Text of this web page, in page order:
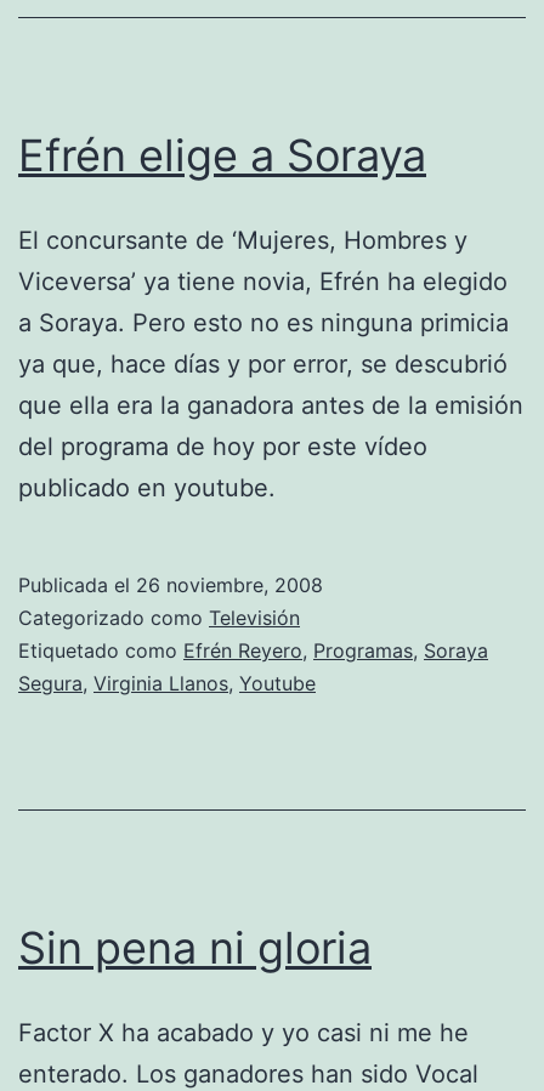
Efrén elige a Soraya
El concursante de ‘Mujeres, Hombres y
Viceversa’ ya tiene novia, Efrén ha elegido
a Soraya. Pero esto no es ninguna primicia
ya que, hace días y por error, se descubrió
que ella era la ganadora antes de la emisión
del programa de hoy por este vídeo
publicado en youtube.
Publicada el 26 noviembre, 2008
Categorizado como Televisión
Etiquetado como Efrén Reyero, Programas, Soraya
Segura, Virginia Llanos, Youtube
Sin pena ni gloria
Factor X ha acabado y yo casi ni me he
enterado. Los ganadores han sido Vocal